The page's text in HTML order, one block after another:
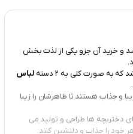
و خرید آن جزو یکی از لذت بخش
به صورت کلی به ۲ دسته
لباس
و جذاب هستند تا ظاهرشان را زیبا
دختربچه ها طراحی و تولید می‌
خود را جذاب و دلنشین کنند.